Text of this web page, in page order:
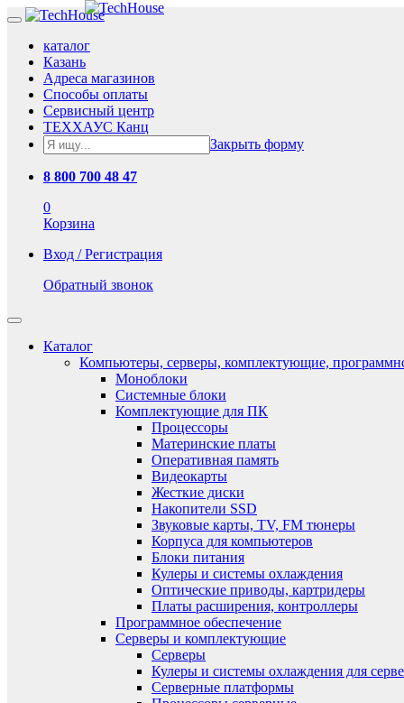
каталог
Казань
Адреса магазинов
Способы оплаты
Сервисный центр
ТЕХХАУС Канц
Закрыть форму
8 800 700 48 47
0
Корзина
Вход / Регистрация
Обратный звонок
Каталог
Компьютеры, серверы, комплектующие,
Моноблоки
Системные блоки
Комплектующие для ПК
Процессоры
Материнские платы
Оперативная память
Видеокарты
Жесткие диски
Накопители SSD
Звуковые карты, TV, FM тюнеры
Корпуса для компьютеров
Блоки питания
Кулеры и системы охлаждения
Оптические приводы, картридеры
Платы расширения, контроллеры
Программное обеспечение
Серверы и комплектующие
Серверы
Кулеры и системы охлаждения для
Серверные платформы